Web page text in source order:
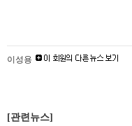
이성용
[관련뉴스]